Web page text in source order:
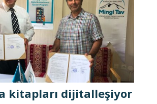
kitapları dijitalleşiyor